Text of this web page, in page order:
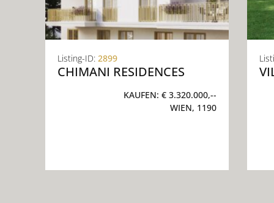
Listing-ID: 2899
CHIMANI RESIDENCES
KAUFEN: € 3.320.000,--
WIEN, 1190